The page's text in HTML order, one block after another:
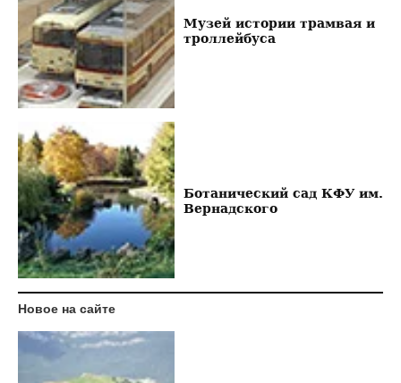
Музей истории трамвая и
троллейбуса
Ботанический сад КФУ им.
Вернадского
Новое на сайте